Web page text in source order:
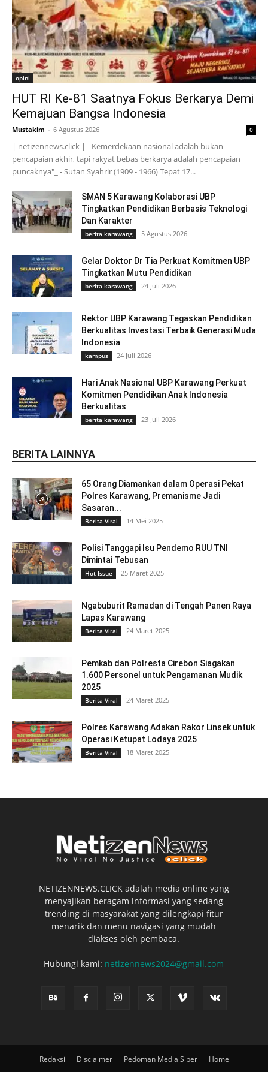
opini
HUT RI Ke-81 Saatnya Fokus Berkarya Demi
Kemajuan Bangsa Indonesia
Mustakim - 6 Agustus 2026 0
| netizennews.click | - Kemerdekaan nasional adalah bukan
pencapaian akhir, tapi rakyat bebas berkarya adalah pencapaian
puncaknya"_ - Sutan Syahrir (1909 - 1966) Tepat 17...
SMAN 5 Karawang Kolaborasi UBP
Tingkatkan Pendidikan Berbasis Teknologi
Dan Karakter
berita karawang 5 Agustus 2026
Gelar Doktor Dr Tia Perkuat Komitmen UBP
Tingkatkan Mutu Pendidikan
berita karawang 24 Juli 2026
Rektor UBP Karawang Tegaskan Pendidikan
Berkualitas Investasi Terbaik Generasi Muda
Indonesia
kampus 24 Juli 2026
Hari Anak Nasional UBP Karawang Perkuat
Komitmen Pendidikan Anak Indonesia
Berkualitas
berita karawang 23 Juli 2026
BERITA LAINNYA
65 Orang Diamankan dalam Operasi Pekat
Polres Karawang, Premanisme Jadi
Sasaran...
Berita Viral 14 Mei 2025
Polisi Tanggapi Isu Pendemo RUU TNI
Dimintai Tebusan
Hot Issue 25 Maret 2025
Ngabuburit Ramadan di Tengah Panen Raya
Lapas Karawang
Berita Viral 24 Maret 2025
Pemkab dan Polresta Cirebon Siagakan
1.600 Personel untuk Pengamanan Mudik
2025
Berita Viral 24 Maret 2025
Polres Karawang Adakan Rakor Linsek untuk
Operasi Ketupat Lodaya 2025
Berita Viral 18 Maret 2025
NETIZENNEWS.CLICK adalah media online yang
menyajikan beragam informasi yang sedang
trending di masyarakat yang dilengkapi fitur
menarik dan menu navigasi yang mudah
diakses oleh pembaca.
Hubungi kami: netizennews2024@gmail.com
Redaksi Disclaimer Pedoman Media Siber Home